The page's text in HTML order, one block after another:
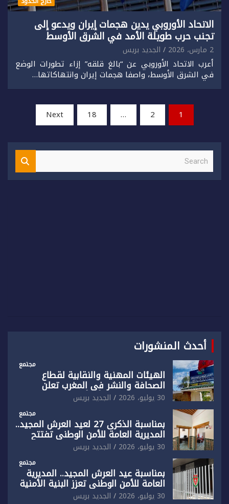
الاتحاد الأوروبي يدين هجمات إيران ويدعو إلى
تجنب حرب طويلة الأمد في الشرق الأوسط
2 مارس، 2026 الجديد بريس
أعرب الاتحاد الأوروبي عن “بالغ قلقه” إزاء تطورات الوضع
في الشرق الأوسط، واصفا هجمات إيران وانتهاكاتها…
صفحات
المقالات
1
2
…
18
Next
S
a
أحدث المنشورات
مجتمع
الهيئات المهنية والنقابية لقطاع
الصحافة والنشر في المغرب تعلن
رفضها القاطع لـ”أي أجندة انتخابية
مُعدة على مقاس سياسي ومصلحي
ضيق”
30 يوليو، 2026 الجديد بريس
مجتمع
بمناسبة الذكرى 27 لعيد العرش المجيد..
المديرية العامة للأمن الوطني تفتتح
المقر الجديد لفرقة الشرطة السياحية
بفاس30 يوليو، 2026 الجديد بريس
مجتمع
بمناسبة عيد العرش المجيد.. المديرية
العامة للأمن الوطني تعزز البنية الأمنية
بالناظور بإحداث فرقتين جديدتين
30 يوليو، 2026 الجديد بريس